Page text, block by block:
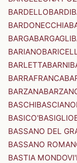
BARDELLOBARDI
BARDONECCHIA
BARGABARGAGLI
BARIANO
BARLETTABARNI
BARRAFRANCA
BARZANA
BASCHIBASCIANO
BASICO'BASIGLIO
BASSANO DEL
BASSANO
BASTIA MONDOVI'